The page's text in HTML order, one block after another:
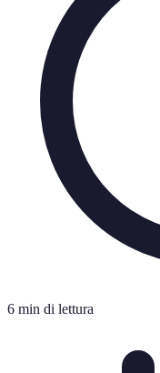
6 min di lettura